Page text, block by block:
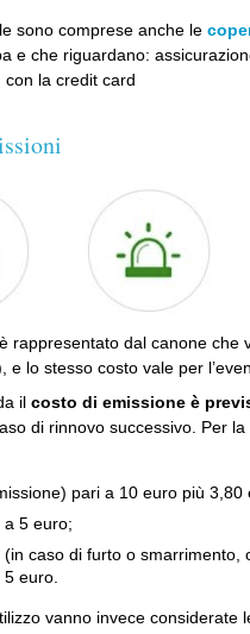
sono comprese anche le
e che riguardano:
con la credit card
rappresentato dal canone che
e lo stesso costo vale per
il costo di emissione è
di rinnovo successivo. Per
pari a 10 euro più 3,80
a 5 euro;
(in caso di furto o
euro.
vanno invece considerate